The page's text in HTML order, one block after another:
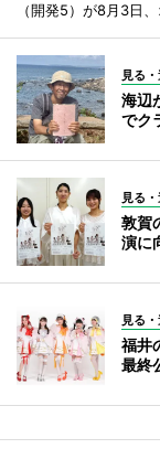
（開発5）が8月3日
見る
海辺
でク
見る
敦賀
演に
見る
福井
最終